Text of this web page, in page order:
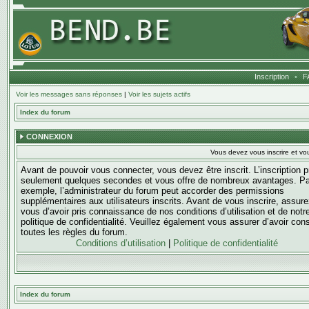
Inscription •
Voir les messages sans réponses | Voir les sujets actifs
Index du forum
CONNEXION
Vous devez vous inscrire et
Avant de pouvoir vous connecter, vous devez être inscrit. L’inscription
seulement quelques secondes et vous offre de nombreux avantages.
exemple, l’administrateur du forum peut accorder des permissions
supplémentaires aux utilisateurs inscrits. Avant de vous inscrire,
vous d’avoir pris connaissance de nos conditions d’utilisation et de
politique de confidentialité. Veuillez également vous assurer d’avoir
toutes les règles du forum.
Conditions d’utilisation
Politique de confidentialité
Index du forum